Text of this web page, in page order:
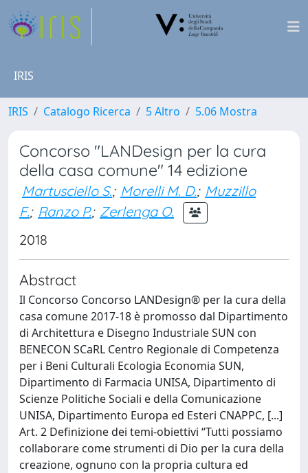
IRIS
IRIS Catalogo Ricerca 5 Altro 5.06 Mostra
Concorso "LANDesign per la cura
della casa comune" 14 edizione
Martusciello S.; Morelli M. D.; Muzzillo
F.; Ranzo P.; Zerlenga O.
2018
Abstract
Il Concorso Concorso LANDesign® per la cura della
casa comune 2017-18 è promosso dal Dipartimento
di Architettura e Disegno Industriale SUN con
BENECON SCaRL Centro Regionale di Competenza
per i Beni Culturali Ecologia Economia SUN,
Dipartimento di Farmacia UNISA, Dipartimento di
Scienze Politiche Sociali e della Comunicazione
UNISA, Dipartimento Europa ed Esteri CNAPPC, [...]
Art. 2 Definizione dei temi-obiettivi “Tutti possiamo
collaborare come strumenti di Dio per la cura della
creazione, ognuno con la propria cultura ed